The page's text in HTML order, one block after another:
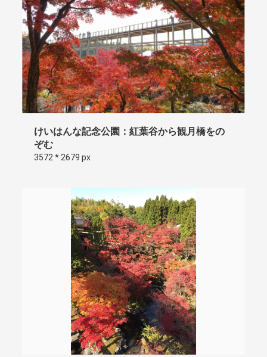
けいはんな記念公園：紅葉谷から観月橋をの
ぞむ
3572 * 2679 px